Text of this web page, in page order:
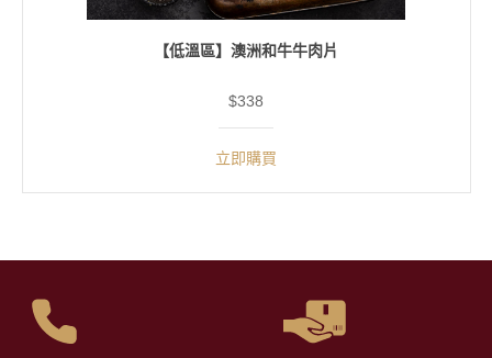
【低溫區】澳洲和牛牛肉片
$338
立即購買